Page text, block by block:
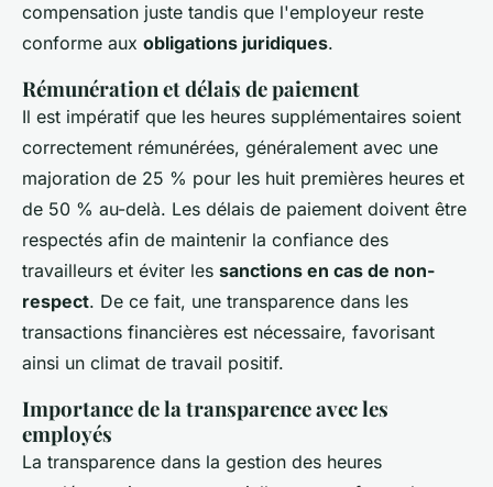
compensation juste tandis que l'employeur reste
conforme aux obligations juridiques.
Rémunération et délais de paiement
Il est impératif que les heures supplémentaires soient
correctement rémunérées, généralement avec une
majoration de 25 % pour les huit premières heures et
de 50 % au-delà. Les délais de paiement doivent être
respectés afin de maintenir la confiance des
travailleurs et éviter les sanctions en cas de non-
respect. De ce fait, une transparence dans les
transactions financières est nécessaire, favorisant
ainsi un climat de travail positif.
Importance de la transparence avec les
employés
La transparence dans la gestion des heures